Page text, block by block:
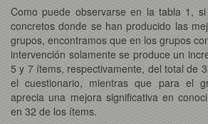
Como puede observarse en la tabla 1,
concretos donde se han producido las
grupos, encontramos que en los grupos
intervención solamente se produce un
5 y 7 ítems, respectivamente, del total de
el cuestionario, mientras que para el
aprecia una mejora significativa en
en 32 de los ítems.